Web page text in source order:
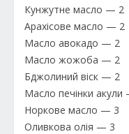
Кунжутне масло — 2
Арахісове масло — 2
Масло авокадо — 2
Масло жожоба — 2
Бджолиний віск — 2
Масло печінки
Норкове масло — 3
Оливкова олія — 3